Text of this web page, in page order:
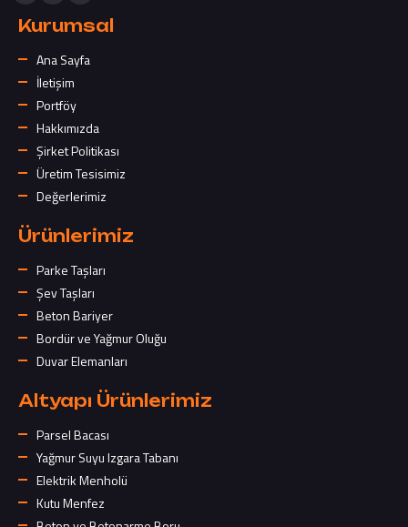
Kurumsal
Ana Sayfa
İletişim
Portföy
Hakkımızda
Şirket Politikası
Üretim Tesisimiz
Değerlerimiz
Ürünlerimiz
Parke Taşları
Şev Taşları
Beton Bariyer
Bordür ve Yağmur Oluğu
Duvar Elemanları
Altyapı Ürünlerimiz
Parsel Bacası
Yağmur Suyu Izgara Tabanı
Elektrik Menholü
Kutu Menfez